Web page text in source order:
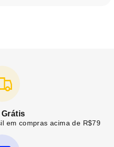
Grátis
em compras acima de R$79